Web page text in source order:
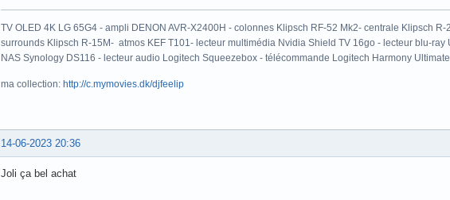
TV OLED 4K LG 65G4 - ampli DENON AVR-X2400H - colonnes Klipsch RF-52 Mk2- centrale Klipsch
surrounds Klipsch R-15M- atmos KEF T101- lecteur multimédia Nvidia Shield TV 16go - lecteur blu-ray
NAS Synology DS116 - lecteur audio Logitech Squeezebox - télécommande Logitech Harmony Ultimate
ma collection: http://c.mymovies.dk/djfeelip
14-06-2023 20:36
Joli ça bel achat